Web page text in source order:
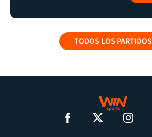
TODOS LOS PARTIDOS